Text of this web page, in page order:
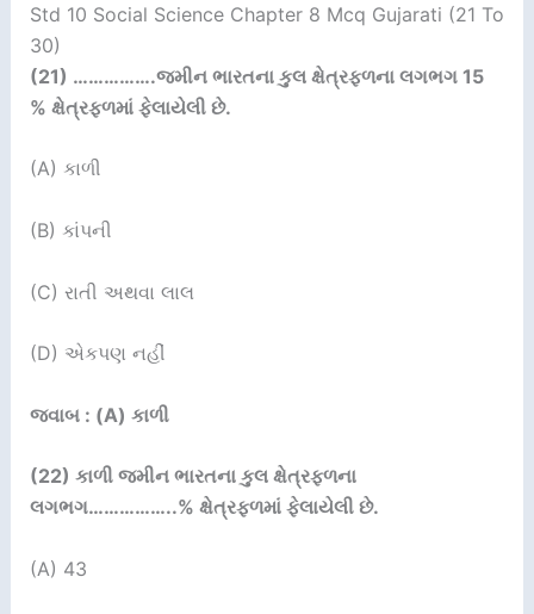
Std 10 Social Science Chapter 8 Mcq Gujarati (21 To
30)
(21) …………….જમીન ભારતના કુલ ક્ષેત્રફળના લગભગ 15
% ક્ષેત્રફળમાં ફેલાયેલી છે.
(A) કાળી
(B) કાંપની
(C) રાતી અથવા લાલ
(D) એકપણ નહીં
જવાબ : (A) કાળી
(22) કાળી જમીન ભારતના કુલ ક્ષેત્રફળના
લગભગ……………..% ક્ષેત્રફળમાં ફેલાયેલી છે.
(A) 43